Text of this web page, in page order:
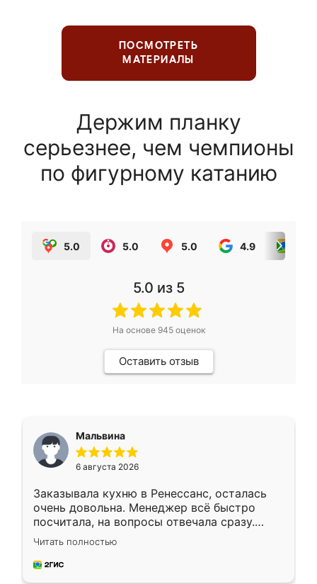
ПОСМОТРЕТЬ
МАТЕРИАЛЫ
Держим планку
серьезнее, чем чемпионы
по фигурному катанию
5.0 5.0 5.0 4.9
5.0 из 5
На основе 945оценок
Оставить отзыв
Мальвина
6 августа 2026
Заказывала кухню в Ренессанс, осталась
очень довольна. Менеджер всё быстро
посчитала, на вопросы отвечала сразу.
Замерщик приехал в субботу, подошёл к
делу со всей ответственностью. Собрали
за день, ребята работали аккуратно, даже
Читать полностью